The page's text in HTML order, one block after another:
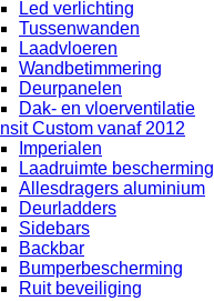
Led verlichting
Tussenwanden
Laadvloeren
Wandbetimmering
Deurpanelen
Dak- en vloerventilatie
Custom vanaf 2012
Imperialen
Laadruimte bescherming
Allesdragers aluminium
Deurladders
Sidebars
Backbar
Bumperbescherming
Ruit beveiliging